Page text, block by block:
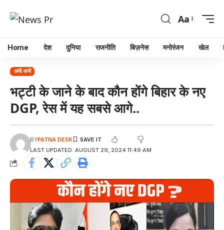
Aa
Home देश दुनिया राजनीति बिज़नेस मनोरंजन खेल
अभी अभी
भट्टी के जाने के बाद कौन होंगे बिहार के नए
DGP, रेस में यह सबसे आगे..
LAST UPDATED: AUGUST 29, 2024 11:49 AM
BYPATNA DESK